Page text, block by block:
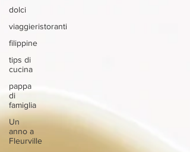
dolci
viaggieristoranti
filippine
tips di
cucina
pappa
di
famiglia
Un
anno a
Fleurville